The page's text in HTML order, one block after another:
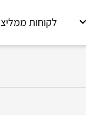
לקוחות